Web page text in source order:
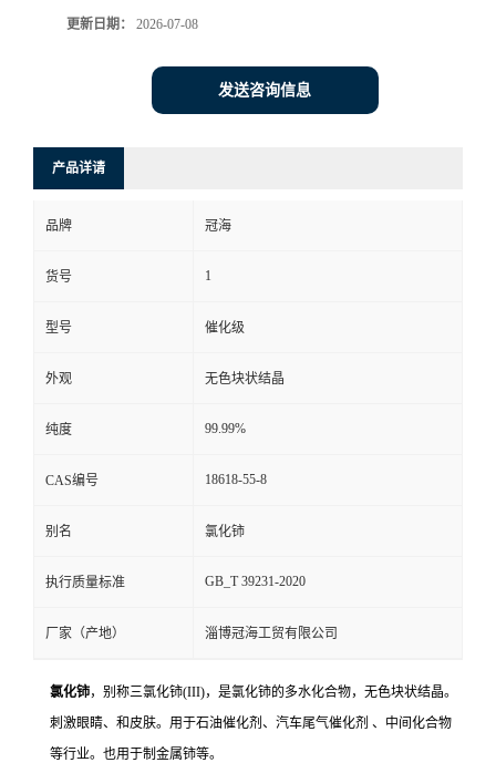
更新日期： 2026-07-08
发送咨询信息
产品详请
品牌 冠海
货号 1
型号 催化级
外观 无色块状结晶
纯度 99.99%
CAS编号 18618-55-8
别名 氯化铈
执行质量标准 GB_T 39231-2020
厂家（产地） 淄博冠海工贸有限公司
氯化铈，别称三氯化铈(III)，是氯化铈的多水化合物，无色块状结晶。
刺激眼睛、和皮肤。用于石油催化剂、汽车尾气催化剂 、中间化合物
等行业。也用于制金属铈等。